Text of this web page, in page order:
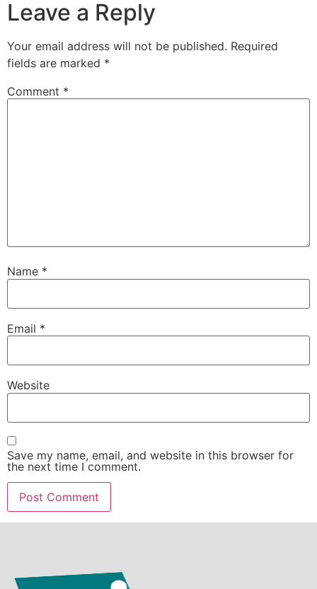
Leave a Reply
Your email address will not be published. Required
fields are marked *
Comment *
Name *
Email *
Website
Save my name, email, and website in this browser for
the next time I comment.